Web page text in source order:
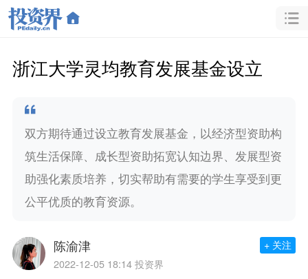
浙江大学灵均教育发展基金设立
双方期待通过设立教育发展基金，以经济型资助构
筑生活保障、成长型资助拓宽认知边界、发展型资
助强化素质培养，切实帮助有需要的学生享受到更
公平优质的教育资源。
陈渝津
2022-12-05 18:14 投资界
+ 关注